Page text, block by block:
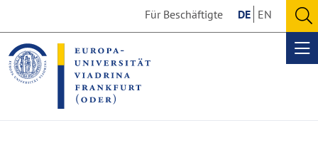
the
content
section
the
footer
section
Für Beschäftigte DE EN